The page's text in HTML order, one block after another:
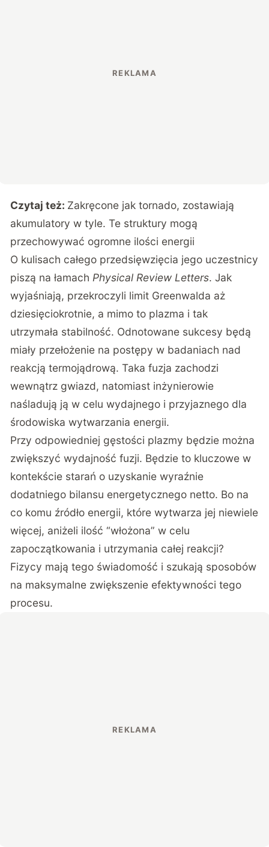
Czytaj też: Zakręcone jak tornado, zostawiają
akumulatory w tyle. Te struktury mogą
przechowywać ogromne ilości energii
O kulisach całego przedsięwzięcia jego uczestnicy
piszą na łamach Physical Review Letters. Jak
wyjaśniają, przekroczyli limit Greenwalda aż
dziesięciokrotnie, a mimo to plazma i tak
utrzymała stabilność. Odnotowane sukcesy będą
miały przełożenie na postępy w badaniach nad
reakcją termojądrową. Taka fuzja zachodzi
wewnątrz gwiazd, natomiast inżynierowie
naśladują ją w celu wydajnego i przyjaznego dla
środowiska wytwarzania energii.
Przy odpowiedniej gęstości plazmy będzie można
zwiększyć wydajność fuzji. Będzie to kluczowe w
kontekście starań o uzyskanie wyraźnie
dodatniego bilansu energetycznego netto. Bo na
co komu źródło energii, które wytwarza jej niewiele
więcej, aniżeli ilość “włożona” w celu
zapoczątkowania i utrzymania całej reakcji?
Fizycy mają tego świadomość i szukają sposobów
na maksymalne zwiększenie efektywności tego
procesu.